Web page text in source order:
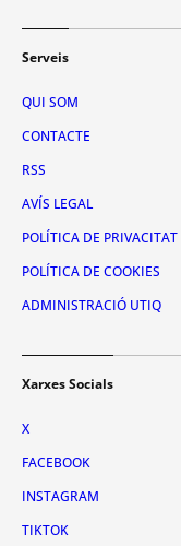
Serveis
QUI SOM
CONTACTE
RSS
AVÍS LEGAL
POLÍTICA DE PRIVACITAT
POLÍTICA DE COOKIES
ADMINISTRACIÓ UTIQ
Xarxes Socials
X
FACEBOOK
INSTAGRAM
TIKTOK